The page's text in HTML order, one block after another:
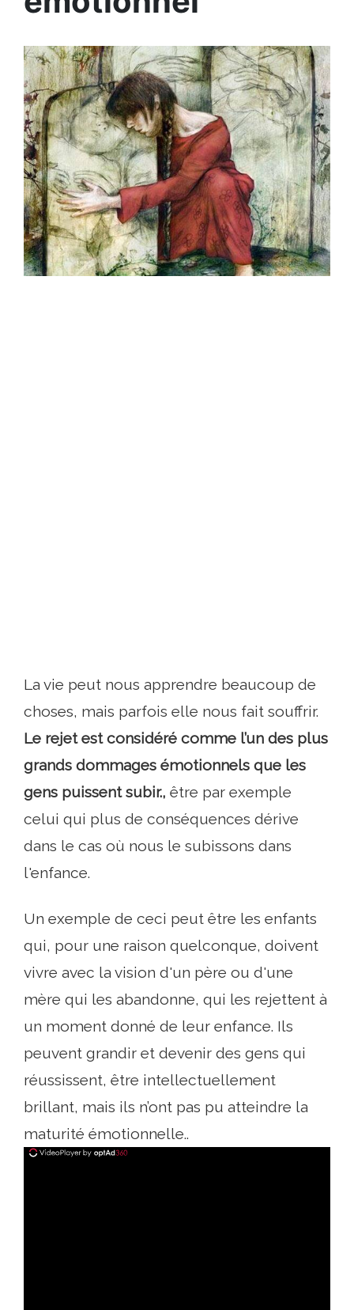
La vie peut nous apprendre beaucoup de
choses, mais parfois elle nous fait souffrir.
Le rejet est considéré comme l’un des plus
grands dommages émotionnels que les
gens puissent subir., être par exemple
celui qui plus de conséquences dérive
dans le cas où nous le subissons dans
l'enfance.
Un exemple de ceci peut être les enfants
qui, pour une raison quelconque, doivent
vivre avec la vision d'un père ou d'une
mère qui les abandonne, qui les rejettent à
un moment donné de leur enfance. Ils
peuvent grandir et devenir des gens qui
réussissent, être intellectuellement
brillant, mais ils n’ont pas pu atteindre la
maturité émotionnelle..